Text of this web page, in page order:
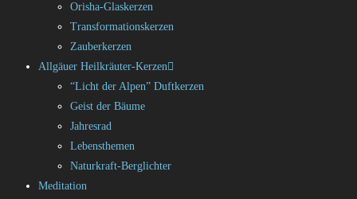
Orisha-Glaskerzen
Transformationskerzen
Zauberkerzen
Allgäuer Heilkräuter-Kerzen
“Licht der Alpen” Duftkerzen
Geist der Bäume
Jahresrad
Lebensthemen
Naturkraft-Berglichter
Meditation